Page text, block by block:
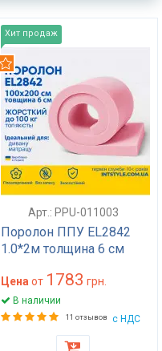
Хит продаж
Арт.: PPU-011003
Поролон ППУ EL2842
1.0*2м толщина 6 см
(1000х2000) жесткий
для матраса, топпера,
дивана, кресла
Цена от 1783 грн.
В наличии
11 отзывов с НДС